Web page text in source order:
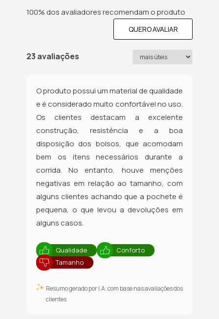
100% dos avaliadores recomendam o produto
QUERO AVALIAR
23 avaliações
O produto possui um material de qualidade
e é considerado muito confortável no uso.
Os clientes destacam a excelente
construção, resistência e a boa
disposição dos bolsos, que acomodam
bem os itens necessários durante a
corrida. No entanto, houve menções
negativas em relação ao tamanho, com
alguns clientes achando que a pochete é
pequena, o que levou a devoluções em
alguns casos.
Qualidade
Conforto
Tamanho
Resumo gerado por I.A. com base nas avaliações dos
clientes